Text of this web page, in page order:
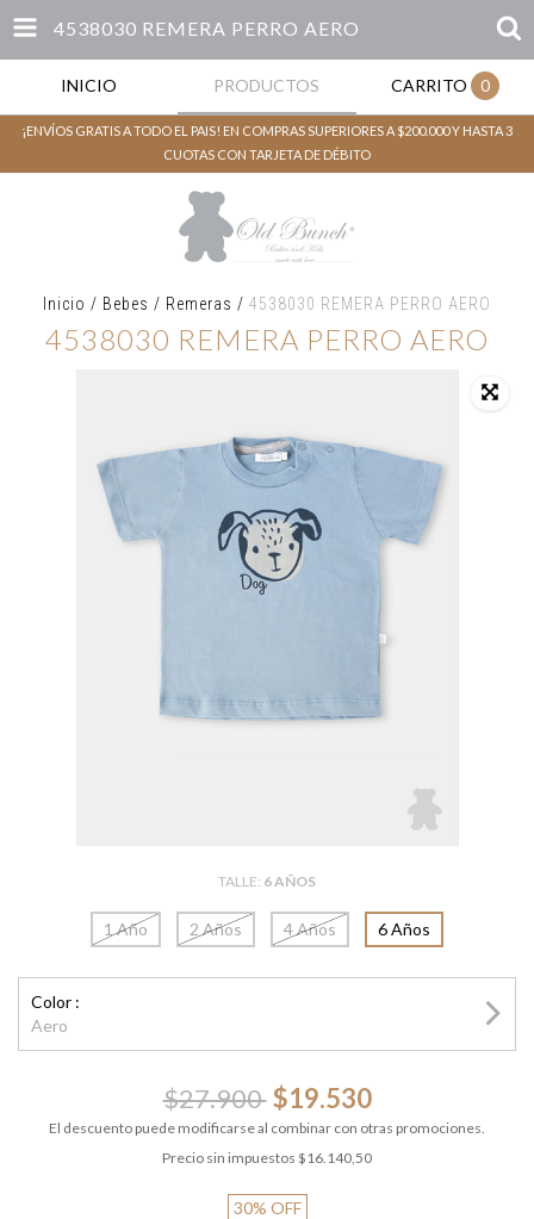
4538030 REMERA PERRO AERO
INICIO PRODUCTOS CARRITO 0
¡ENVÍOS GRATIS A TODO EL PAIS! EN COMPRAS SUPERIORES A $200.000 Y HASTA 3
CUOTAS CON TARJETA DE DÉBITO
Inicio / Bebes / Remeras / 4538030 REMERA PERRO AERO
4538030 REMERA PERRO AERO
TALLE: 6 AÑOS
1 Año 2 Años 4 Años 6 Años
Color :
Aero
$27.900 $19.530
El descuento puede modificarse al combinar con otras promociones.
Precio sin impuestos $16.140,50
30% OFF